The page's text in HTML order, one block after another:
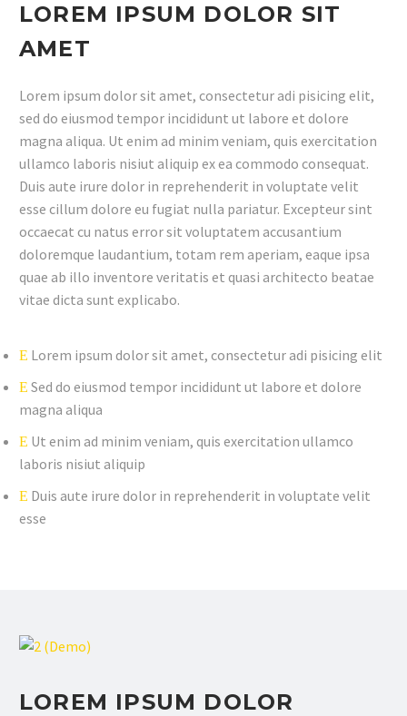
LOREM IPSUM DOLOR SIT
AMET
Lorem ipsum dolor sit amet, consectetur adi pisicing elit,
sed do eiusmod tempor incididunt ut labore et dolore
magna aliqua. Ut enim ad minim veniam, quis exercitation
ullamco laboris nisiut aliquip ex ea commodo consequat.
Duis aute irure dolor in reprehenderit in voluptate velit
esse cillum dolore eu fugiat nulla pariatur. Excepteur sint
occaecat cu natus error sit voluptatem accusantium
doloremque laudantium, totam rem aperiam, eaque ipsa
quae ab illo inventore veritatis et quasi architecto beatae
vitae dicta sunt explicabo.
Lorem ipsum dolor sit amet, consectetur adi pisicing elit
Sed do eiusmod tempor incididunt ut labore et dolore
magna aliqua
Ut enim ad minim veniam, quis exercitation ullamco
laboris nisiut aliquip
Duis aute irure dolor in reprehenderit in voluptate velit
esse
LOREM IPSUM DOLOR